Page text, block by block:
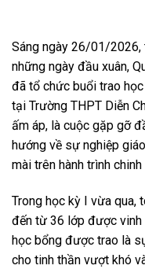
Sáng ngày 26/01/2026,
những ngày đầu xuân,
đã tổ chức buổi trao
tại Trường THPT Diễn
ấm áp, là cuộc gặp gỡ
hướng về sự nghiệp
mài trên hành trình
Trong học kỳ I vừa qua,
đến từ 36 lớp được vinh
học bổng được trao là
cho tinh thần vượt khó